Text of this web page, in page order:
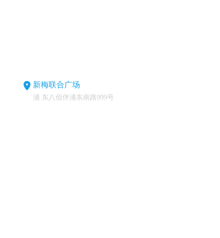
新梅联合广场
浦 东八佰伴浦东南路999号